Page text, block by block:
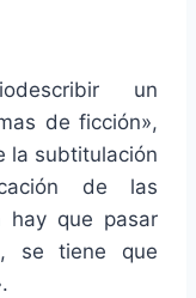
un
de ficción»,
la subtitulación
de las
hay que pasar
se tiene que